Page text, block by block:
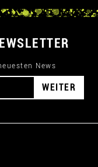
News
WEITER